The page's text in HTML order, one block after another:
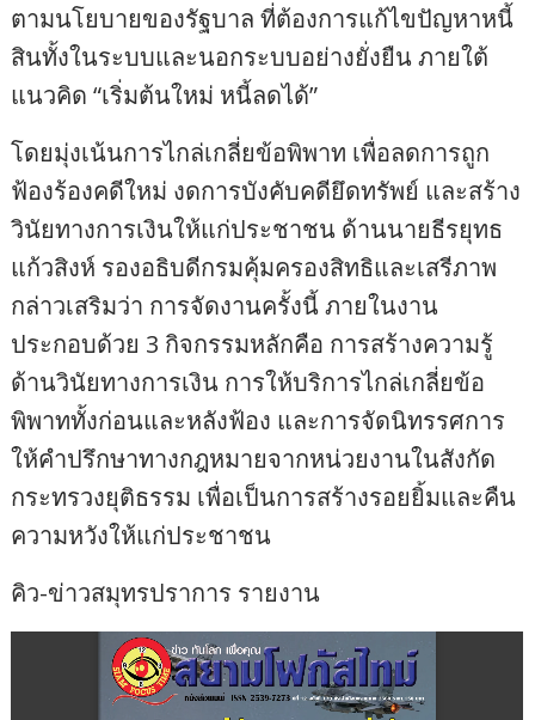
ตามนโยบายของรัฐบาล ที่ต้องการแก้ไขปัญหาหนี้
สินทั้งในระบบและนอกระบบอย่างยั่งยืน ภายใต้
แนวคิด “เริ่มต้นใหม่ หนี้ลดได้”
โดยมุ่งเน้นการไกล่เกลี่ยข้อพิพาท เพื่อลดการถูก
ฟ้องร้องคดีใหม่ งดการบังคับคดียึดทรัพย์ และสร้าง
วินัยทางการเงินให้แก่ประชาชน ด้านนายธีรยุทธ
แก้วสิงห์ รองอธิบดีกรมคุ้มครองสิทธิและเสรีภาพ
กล่าวเสริมว่า การจัดงานครั้งนี้ ภายในงาน
ประกอบด้วย 3 กิจกรรมหลักคือ การสร้างความรู้
ด้านวินัยทางการเงิน การให้บริการไกล่เกลี่ยข้อ
พิพาททั้งก่อนและหลังฟ้อง และการจัดนิทรรศการ
ให้คำปรึกษาทางกฎหมายจากหน่วยงานในสังกัด
กระทรวงยุติธรรม เพื่อเป็นการสร้างรอยยิ้มและคืน
ความหวังให้แก่ประชาชน
คิว-ข่าวสมุทรปราการ รายงาน